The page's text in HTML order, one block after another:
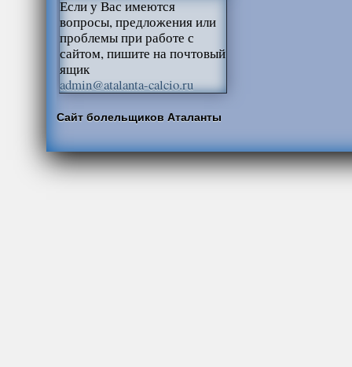
Если у Вас имеются
вопросы, предложения или
проблемы при работе с
сайтом, пишите на почтовый
ящик
admin@atalanta-calcio.ru
Сайт болельщиков Аталанты